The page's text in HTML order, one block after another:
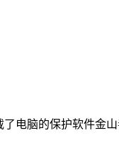
电脑的保护软件金